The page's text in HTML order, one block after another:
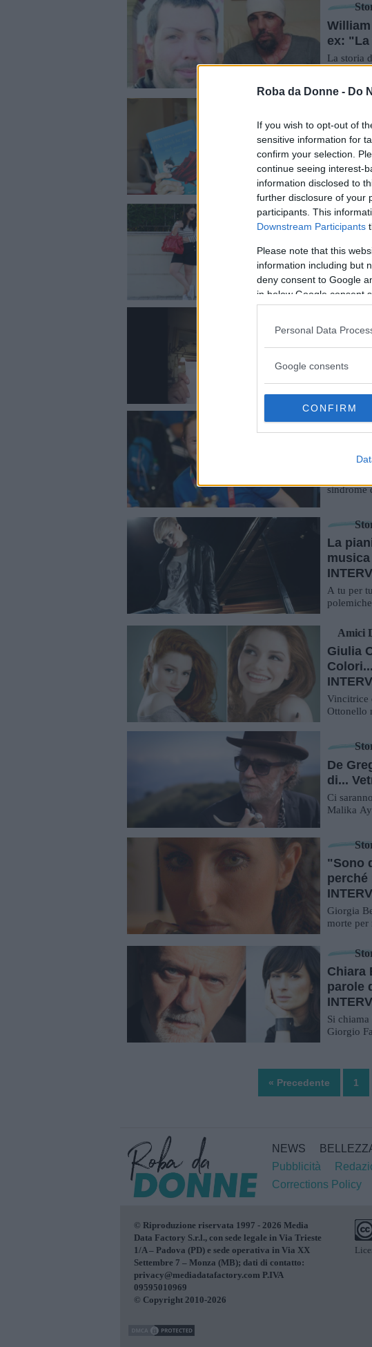
Roba da Donne - Do
If you wish to opt-out of
sensitive information for
confirm your selection.
continue seeing interest-
information disclosed to
further disclosure of your
participants. This
Downstream Participants
Please note that this
information including but
deny consent to Google
in below Google consent
Personal Data
Google consents
CONFIRM
ex:
La storia
2012
Intervista
crede che
Body
noi
seguiti.
curve è
con
civiltà è
e
sindrome
La
A tu per
Amici
Giulia
Vincitrice
Ottonello
De
di...
Ci
Malika
"Sono
perché
Giorgia
morte per
Chiara
parole
Si
Giorgio
« Precedente 1
NEWS
Pubblicità
Corrections Policy
© Riproduzione riservata 1997 - 2026 Media
Data Factory S.r.l., con sede legale in Via Trieste
1/A – Padova (PD) e sede operativa in Via XX
Settembre 7 – Monza (MB); dati di contatto:
privacy@mediadatafactory.com P.IVA
09595010969
© Copyright 2010-2026